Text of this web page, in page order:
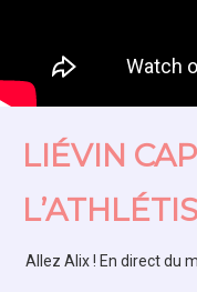
LIÉVIN
Allez Alix ! En direct du